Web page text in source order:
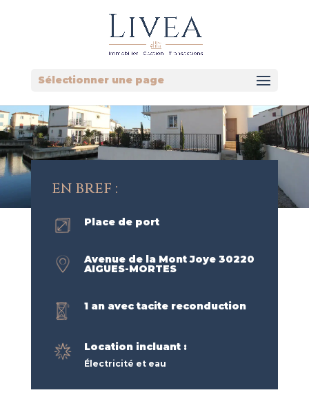
Sélectionner une page
EN BREF :
Place de port
Avenue de la Mont Joye 30220
AIGUES-MORTES
1 an avec tacite reconduction
Location incluant :
Électricité et eau